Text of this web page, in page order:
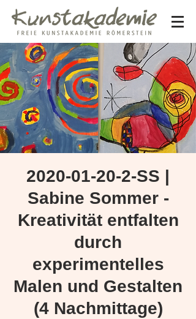
2020-01-20-2-SS |
Sabine Sommer -
Kreativität entfalten
durch
experimentelles
Malen und Gestalten
(4 Nachmittage)